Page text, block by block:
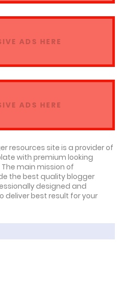
ADS HERE
ADS HERE
resources site is a provider of
with premium looking
main mission of
the best quality blogger
designed and
deliver best result for your